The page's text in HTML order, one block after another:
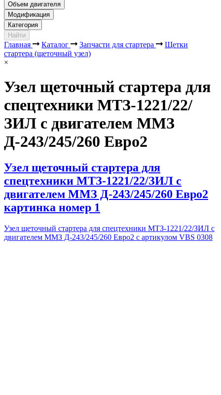
Объем двигателя
Модификация
Категория
Найти
Главная Каталог Запчасти для стартера
Щетки
стартера (щеточный узел)
×
Узел щеточный стартера для
спецтехники МТЗ-1221/22/
ЗИЛ с двигателем ММЗ
Д-243/245/260 Евро2
Узел щеточный стартера для
спецтехники МТЗ-1221/22/ЗИЛ с
двигателем ММЗ Д-243/245/260 Евро2
картинка номер 1
Узел щеточный стартера для спецтехники МТЗ-1221/22/ЗИЛ с
двигателем ММЗ Д-243/245/260 Евро2 с артикулом VBS 0308